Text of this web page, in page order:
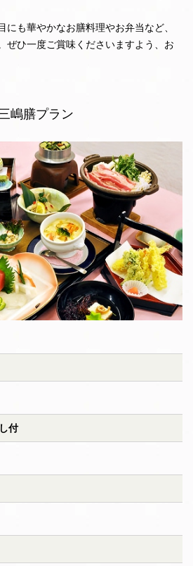
も華やかなお膳料理やお弁当など、
ぜひ一度ご賞味くださいますよう、お
嶋膳プラン
付